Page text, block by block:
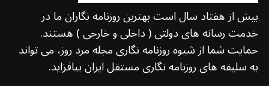
بیش از هفتاد سال است بهترین روزنامه نگاران ما در
خدمت رسانه های دولتی ( داخلی و خارجی ) هستند.
حمایت شما از شیوه روزنامه نگاری مجله مرد روز، می تواند
به سلیقه های روزنامه نگاری مستقل ایران بیافزاید.